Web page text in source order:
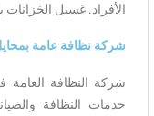
الأفراد. غسيل
شركة نظافة عامة
شركة النظافة
خدمات النظافة